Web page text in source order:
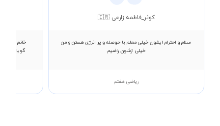
کوثر_فاطمه زارعی 🇮🇷
سلام و احترام ایشون خیلی معلم با حوصله و پر انرژی هستن و من
خیلی ازشون راضیم
ریاضی هفتم
خانم
گویا و